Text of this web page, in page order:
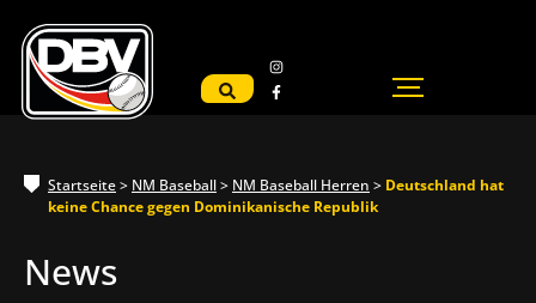
Startseite> NM Baseball> NM Baseball Herren > Deutschland hat
keine Chance gegen Dominikanische Republik
News